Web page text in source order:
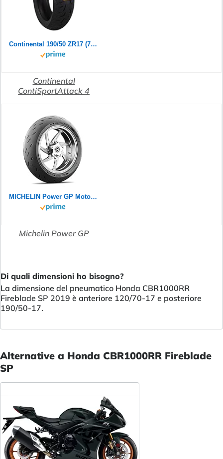
Continental 190/50 ZR17 (73W) ContiSportAttack 4 M/C Rear Motorradreifen
Continental
ContiSportAttack 4
MICHELIN Power GP Motorradreifen 120/70ZR17 (58W) Vorderrad
Michelin Power GP
Di quali dimensioni ho bisogno?
La dimensione del pneumatico Honda CBR1000RR
Fireblade SP 2019 è anteriore 120/70-17 e posteriore
190/50-17.
Alternative a Honda CBR1000RR Fireblade
SP